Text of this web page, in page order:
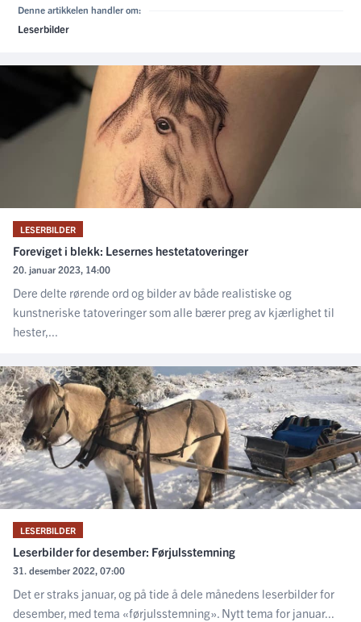
Denne artikkelen handler om:
Leserbilder
LESERBILDER
Foreviget i blekk: Lesernes hestetatoveringer
20. januar 2023, 14:00
Dere delte rørende ord og bilder av både realistiske og
kunstneriske tatoveringer som alle bærer preg av kjærlighet til
hester,...
LESERBILDER
Leserbilder for desember: Førjulsstemning
31. desember 2022, 07:00
Det er straks januar, og på tide å dele månedens leserbilder for
desember, med tema «førjulsstemning». Nytt tema for januar...